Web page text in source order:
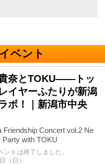
ベント
奈とTOKU――トッ
イヤーふたりが新潟
ボ！｜新潟市中央
Friendship Concert vol.2 Ne
Party with TOKU
ントは終了しました。
（日）